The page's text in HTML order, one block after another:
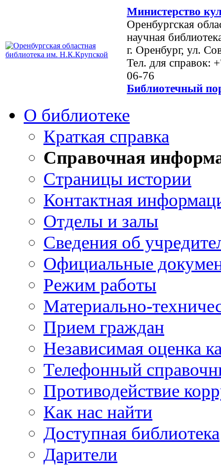
Министерство
Оренбургская
научная
г. Оренбург, ул.
Тел. для справок:
06-76
Библиотечный
О библиотеке
Краткая справка
Справочная
Страницы истории
Контактная
Отделы и залы
Сведения об
Официальные
Режим работы
Материально-
Прием граждан
Независимая оценка
Телефонный
Противодействие
Как нас найти
Доступная библиотека
Дарители